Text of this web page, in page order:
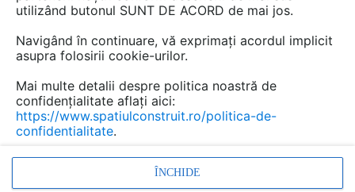
utilizând butonul SUNT DE ACORD de mai jos.
Navigând în continuare, vă exprimați acordul implicit
asupra folosirii cookie-urilor.
Mai multe detalii despre politica noastră de
confidențialitate aflați aici:
https://www.spatiulconstruit.ro/politica-de-
confidentialitate.
ÎNCHIDE